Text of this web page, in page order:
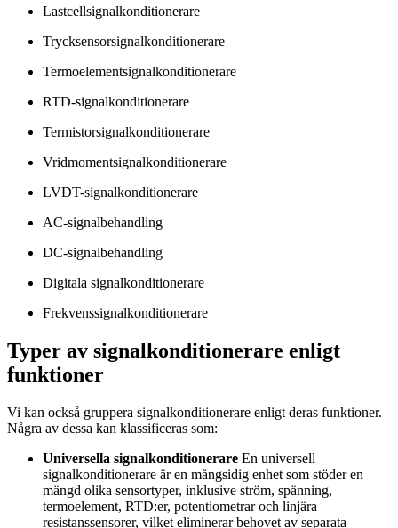
Lastcellsignalkonditionerare
Trycksensorsignalkonditionerare
Termoelementsignalkonditionerare
RTD-signalkonditionerare
Termistorsignalkonditionerare
Vridmomentsignalkonditionerare
LVDT-signalkonditionerare
AC-signalbehandling
DC-signalbehandling
Digitala signalkonditionerare
Frekvenssignalkonditionerare
Typer av signalkonditionerare enligt
funktioner
Vi kan också gruppera signalkonditionerare enligt deras funktioner.
Några av dessa kan klassificeras som:
Universella signalkonditionerare En universell
signalkonditionerare är en mångsidig enhet som stöder en
mängd olika sensortyper, inklusive ström, spänning,
termoelement, RTD:er, potentiometrar och linjära
resistanssensorer, vilket eliminerar behovet av separata